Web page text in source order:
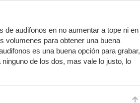
de audifonos en no aumentar a tope ni en
volumenes para obtener una buena
es una buena opción para grabar,
de los dos, mas vale lo justo, lo